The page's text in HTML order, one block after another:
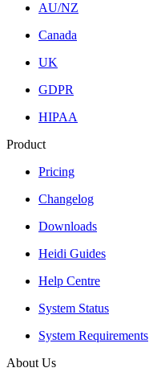
AU/NZ
Canada
UK
GDPR
HIPAA
Product
Pricing
Changelog
Downloads
Heidi Guides
Help Centre
System Status
System Requirements
About Us